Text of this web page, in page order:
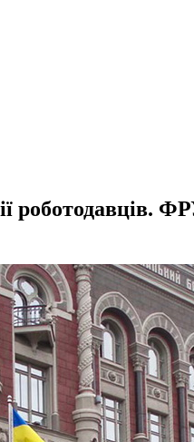
роботодавців.